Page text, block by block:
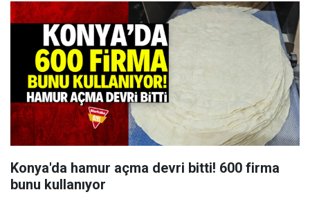
Konya'da hamur açma devri bitti! 600 firma
bunu kullanıyor